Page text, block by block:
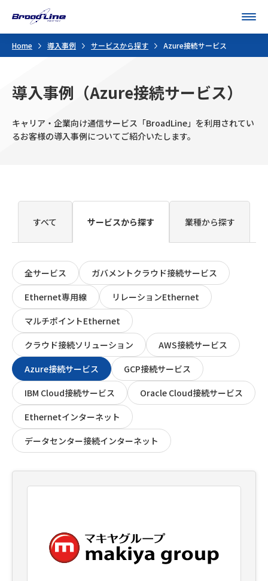
Home 導入事例 サービスから探す Azure接続サービス
導入事例（Azure接続サービス）
キャリア・企業向け通信サービス「BroadLine」を利用されてい
るお客様の導入事例についてご紹介いたします。
すべて サービスから探す 業種から探す
全サービス
ガバメントクラウド接続サービス
Ethernet専用線
リレーションEthernet
マルチポイントEthernet
クラウド接続ソリューション
AWS接続サービス
Azure接続サービス
GCP接続サービス
IBM Cloud接続サービス
Oracle Cloud接続サービス
Ethernetインターネット
データセンター接続インターネット